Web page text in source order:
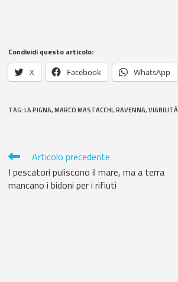
Condividi questo articolo:
X Facebook WhatsApp
TAG:LA PIGNA,MARCO MASTACCHI,RAVENNA,VIABILITÀ
Articolo precedente
I pescatori puliscono il mare, ma a terra
mancano i bidoni per i rifiuti